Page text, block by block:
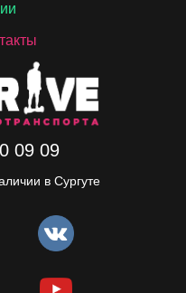
09 09
в Сургуте